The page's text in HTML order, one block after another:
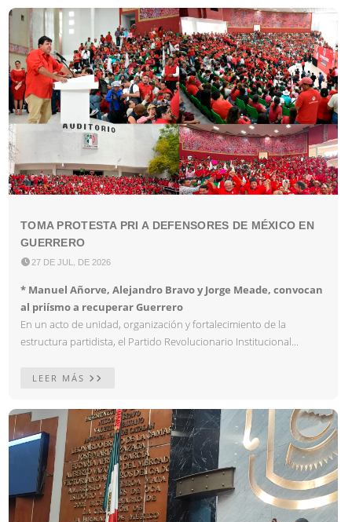
TOMA PROTESTA PRI A DEFENSORES DE MÉXICO EN
GUERRERO
 27 DE JUL. DE 2026
* Manuel Añorve, Alejandro Bravo y Jorge Meade, convocan
al priísmo a recuperar Guerrero
En un acto de unidad, organización y fortalecimiento de la
estructura partidista, el Partido Revolucionario Institucional...
LEER MÁS